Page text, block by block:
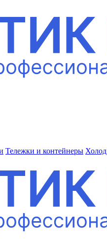
Тележки и контейнеры Холод